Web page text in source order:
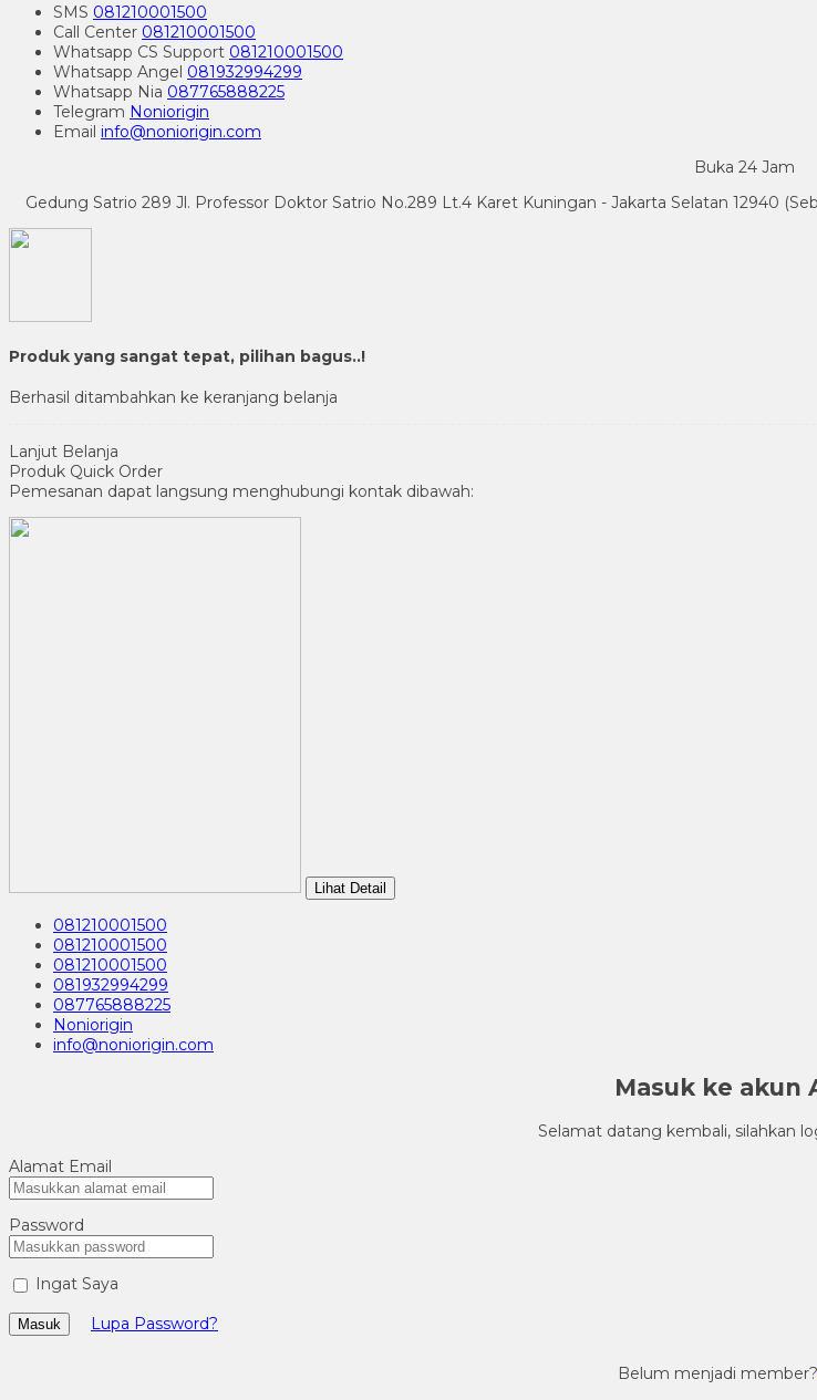
SMS 081210001500
Call Center 081210001500
Whatsapp CS Support 081210001500
Whatsapp Angel 081932994299
Whatsapp Nia 087765888225
Telegram Noniorigin
Email info@noniorigin.com
Buka 24 Jam
Gedung Satrio 289 Jl. Professor Doktor Satrio No.289 Lt.4 Karet Kuningan - Jakarta Selatan 12940
Produk yang sangat tepat, pilihan bagus..!
Berhasil ditambahkan ke keranjang belanja
Lanjut Belanja
Produk Quick Order
Pemesanan dapat langsung menghubungi kontak dibawah:
Lihat Detail
081210001500
081210001500
081210001500
081932994299
087765888225
Noniorigin
info@noniorigin.com
Masuk ke akun
Selamat datang kembali, silahkan
Alamat Email
Password
Ingat Saya
Masuk Lupa Password?
Belum menjadi member?